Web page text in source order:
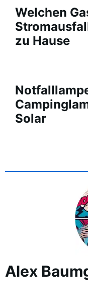
Welchen
zu Hause
Solar
Alex